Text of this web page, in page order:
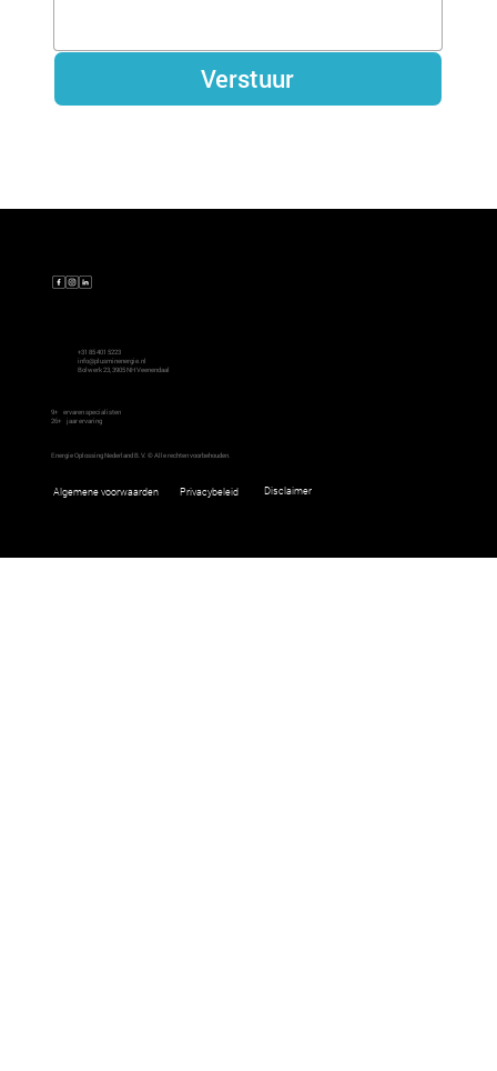
Verstuur
9+ ervaren specialisten
+31 85 401 5223
info@plusminenergie.nl
Bolwerk 23, 3905 NH Veenendaal
26+ jaar ervaring
Energie Oplossing Nederland B.V. © Alle rechten voorbehouden.
Algemene voorwaarden Privacybeleid Disclaimer